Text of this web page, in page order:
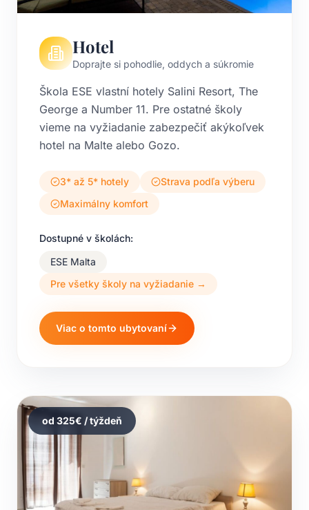
Hotel
Doprajte si pohodlie, oddych a súkromie
Škola ESE vlastní hotely Salini Resort, The
George a Number 11. Pre ostatné školy
vieme na vyžiadanie zabezpečiť akýkoľvek
hotel na Malte alebo Gozo.
3* až 5* hotely
Strava podľa výberu
Maximálny komfort
Dostupné v školách:
ESE Malta
Pre všetky školy na vyžiadanie →
Viac o tomto ubytovaní
od 325€ / týždeň